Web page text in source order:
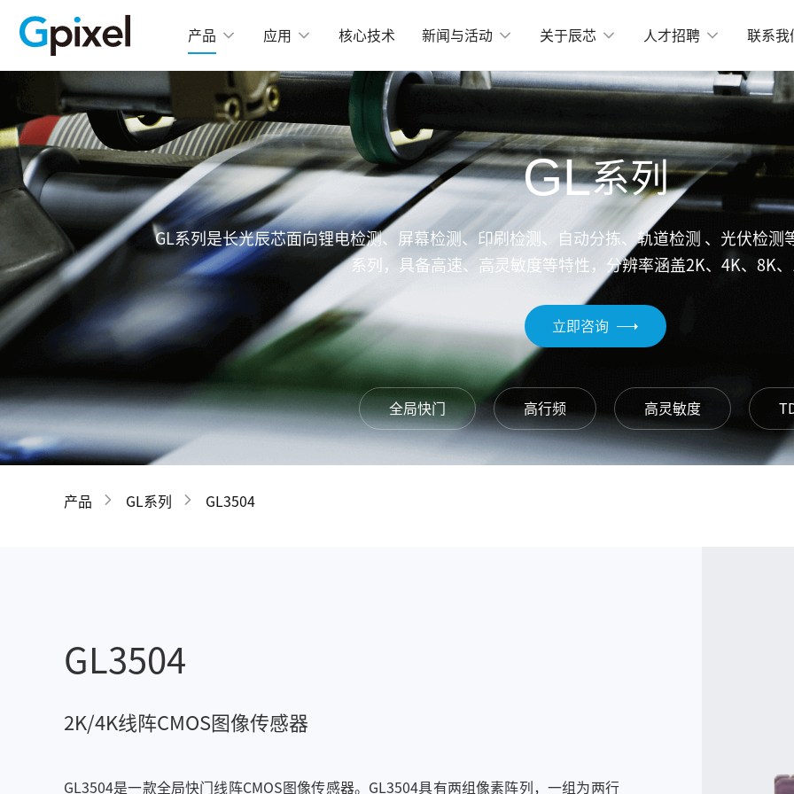
产品
GSPRINT
GSENSE
GLUX
GCINE
GTOF
GL
GIR
C-Mount小面阵
GMAX2424BSI
GMAX4416
GMAX3405
GMAX3412
GMAX4002
GMAX3809
GMAX2518
GMAX2505
GMAX2509
GMAX0505
GMAX64104
GMAX32152
GMAX32103
GMAX4651
GMAX3265
应用
物流和定位相关应用
工业测量
运动捕捉
核心技术 新闻与活动 关于辰芯 人才招聘 联系我
GL系列
GL系列是长光辰芯面向锂电检测、屏幕检测、印刷检测、自动分拣、轨道检测 、光伏检测
系列，具备高速、高灵敏度等特性，分辨率涵盖2K、4K、8K
立即咨询
全局快门 高行频 高灵敏度
产品 GL系列 GL3504
GL3504
2K/4K线阵CMOS图像传感器
GL3504是一款全局快门线阵CMOS图像传感器。GL3504具有两组像素阵列，一组为两行